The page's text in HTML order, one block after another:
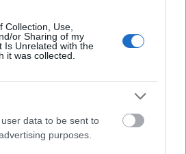
Collection, Use,
or Sharing of my
Is Unrelated with the
it was collected.
data to be sent to
purposes.
Μουτσινάς απολαμβάνει τις